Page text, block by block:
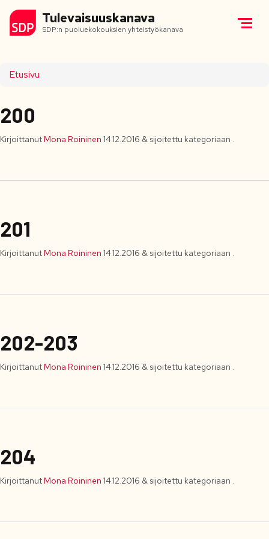
Tulevaisuuskanava
SDP:n puoluekokouksien yhteistyökanava
Etusivu
200
KirjoittanutMona Roininen 14.12.2016 & sijoitettu kategoriaan .
201
KirjoittanutMona Roininen 14.12.2016 & sijoitettu kategoriaan .
202-203
KirjoittanutMona Roininen 14.12.2016 & sijoitettu kategoriaan .
204
KirjoittanutMona Roininen 14.12.2016 & sijoitettu kategoriaan .